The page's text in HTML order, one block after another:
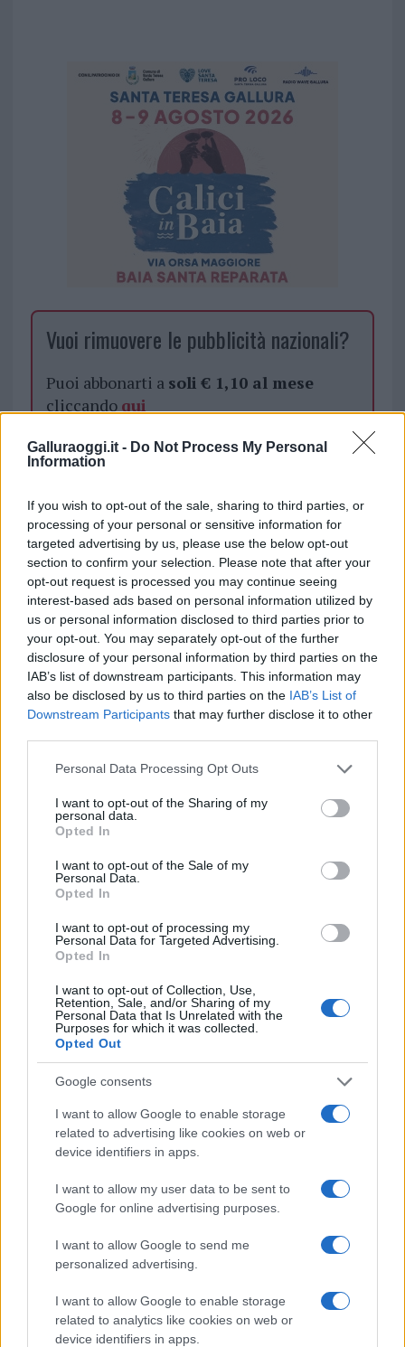
Galluraoggi.it - Do Not Process My Personal
Information
If you wish to opt-out of the sale, sharing to third parties, or
processing of your personal or sensitive information for
targeted advertising by us, please use the below opt-out
section to confirm your selection. Please note that after your
opt-out request is processed you may continue seeing
interest-based ads based on personal information utilized by
us or personal information disclosed to third parties prior to
your opt-out. You may separately opt-out of the further
disclosure of your personal information by third parties on the
IAB’s list of downstream participants. This information may
also be disclosed by us to third parties on the IAB’s List of
Downstream Participants that may further disclose it to other
Please note that this website/app uses one or more Google
not limited to your visit or usage behaviour. You may click to
grant or deny consent to Google and its third-party tags to
use your data for below specified purposes in below Google
consent section.
Personal Data Processing Opt Outs
I want to opt-out of the Sharing of my
personal data.
Opted In
I want to opt-out of the Sale of my
Personal Data.
Opted In
I want to opt-out of processing my
Personal Data for Targeted Advertising.
Opted In
I want to opt-out of Collection, Use,
Retention, Sale, and/or Sharing of my
Personal Data that Is Unrelated with the
Purposes for which it was collected.
Opted Out
Google consents
I want to allow Google to enable storage
related to advertising like cookies on web or
device identifiers in apps.
I want to allow my user data to be sent to
Google for online advertising purposes.
I want to allow Google to send me
personalized advertising.
I want to allow Google to enable storage
related to analytics like cookies on web or
device identifiers in apps.
Vuoi rimuovere le pubblicità nazionali?
Puoi abbonarti a soli € 1,10 al mese
cliccando qui
Sei già abbonato?
Puoi effettuare l'accesso andando nella
sezioneLogindal menù del sito o
cliccandoqui
TEMI:
Elezioni Regionali Sardegna
Massimo Zedda
Notizie in tempo reale?
Entra nel canale telegram di
GalluraOggi.it
Inviaci le tue segnalazioni,
Su WhatsApp al numero +39
345 356 7512
Ricevi le nostre ultime news
daGoogle News
Condividi l'articolo
F
a
ce
b
o
o
k
T
w
it
te
r
Pi
n
te
re
st
W
h
at
s
A
p
p
S
h
a
re
Articolo precedente
NOTIZIE RECENTI